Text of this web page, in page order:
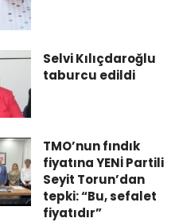
Selvi Kılıçdaroğlu
taburcu edildi
TMO’nun fındık
fiyatına YENİ Partili
Seyit Torun’dan
tepki: “Bu, sefalet
fiyatıdır”